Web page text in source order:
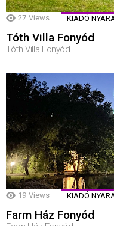
27 Views KIADÓ
Tóth Villa Fonyód
Tóth Villa Fonyód
19 Views KIADÓ
Farm Ház Fonyód